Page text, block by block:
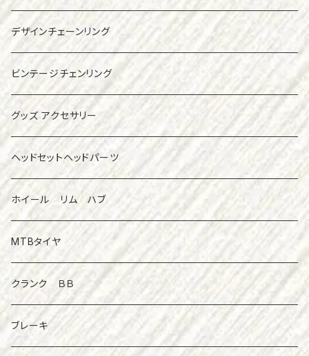
デザインチェーンリング
ビンテージチェンリング
グッズ アクセサリー
ヘッドセットヘッドパーツ
ホイール リム ハブ
MTBタイヤ
クランク ＢＢ
ブレーキ